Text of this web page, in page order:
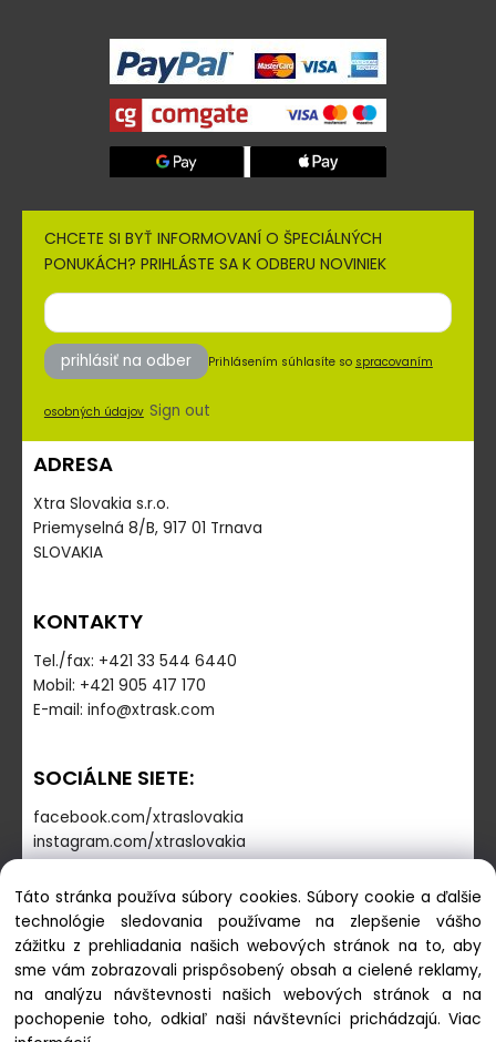
CHCETE SI BYŤ INFORMOVANÍ O ŠPECIÁLNÝCH
PONUKÁCH? PRIHLÁSTE SA K ODBERU NOVINIEK
prihlásiť na odber Prihlásením súhlasíte so spracovaním
osobných údajov Sign out
ADRESA
Xtra Slovakia s.r.o.
Priemyselná 8/B, 917 01 Trnava
SLOVAKIA
KONTAKTY
Tel./fax: +421 33 544 6440
Mobil: +421 905 417 170
E-mail: info@xtrask.com
SOCIÁLNE SIETE:
facebook.com/xtraslovakia
instagram.com/xtraslovakia
PREVÁDZKOVÁ DOBA
Pondelok - Piatok: 7:30-16:00
Sobota-Nedeľa: zatvorené
Táto stránka používa súbory cookies. Súbory cookie a ďalšie
technológie sledovania používame na zlepšenie vášho
zážitku z prehliadania našich webových stránok na to, aby
sme vám zobrazovali prispôsobený obsah a cielené reklamy,
na analýzu návštevnosti našich webových stránok a na
pochopenie toho, odkiaľ naši návštevníci prichádzajú.Viac